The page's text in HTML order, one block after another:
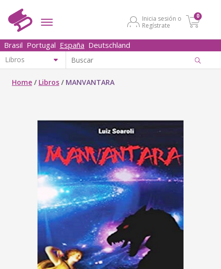
Inicia sesión o
Regístrate
0
Brasil Portugal España Deutschland
Home / Libros / MANVANTARA